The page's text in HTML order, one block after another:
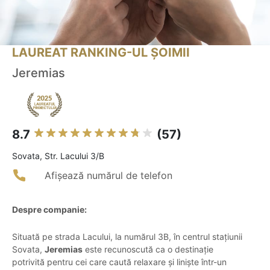
LAUREAT RANKING-UL ȘOIMII
Jeremias
8.7 (57)
Sovata, Str. Lacului 3/B
Afișează numărul de telefon
Despre companie:
Situată pe strada Lacului, la numărul 3B, în centrul stațiunii
Sovata, Jeremias este recunoscută ca o destinație
potrivită pentru cei care caută relaxare și liniște într-un